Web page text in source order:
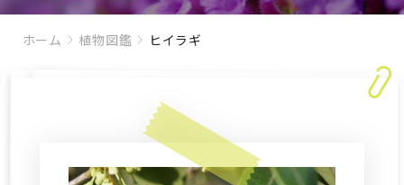
ホーム 植物図鑑 ヒイラギ